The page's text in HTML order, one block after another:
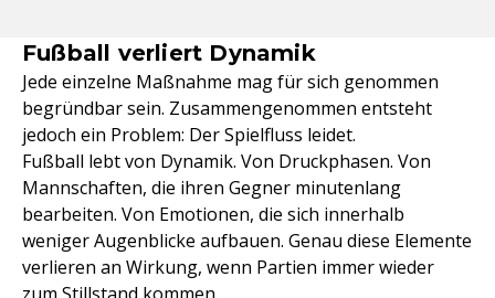
Fußball verliert Dynamik
Jede einzelne Maßnahme mag für sich genommen
begründbar sein. Zusammengenommen entsteht
jedoch ein Problem: Der Spielfluss leidet.
Fußball lebt von Dynamik. Von Druckphasen. Von
Mannschaften, die ihren Gegner minutenlang
bearbeiten. Von Emotionen, die sich innerhalb
weniger Augenblicke aufbauen. Genau diese Elemente
verlieren an Wirkung, wenn Partien immer wieder